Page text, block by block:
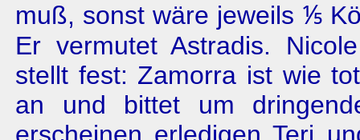
muß, sonst wäre jeweils ⅕
Er vermutet Astradis.
stellt fest: Zamorra ist wie
an und bittet um